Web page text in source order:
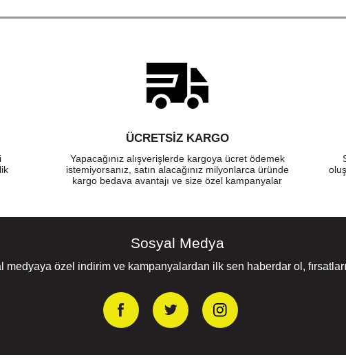
ÜCRETSIZ KARGO
Yapacağınız alışverişlerde kargoya ücret ödemek
istemiyorsanız, satın alacağınız milyonlarca üründe
kargo bedava avantajı ve size özel kampanyalar
Sosyal Medya
medyaya özel indirim ve kampanyalardan ilk sen haberdar ol,